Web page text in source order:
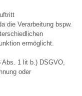
die Verarbeitung bspw.
ermöglicht.
Abs. 1 lit b.) DSGVO,
oder